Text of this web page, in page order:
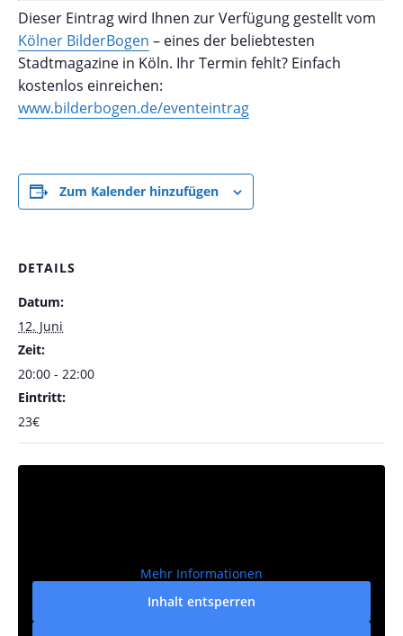
Dieser Eintrag wird Ihnen zur Verfügung gestellt vom
Kölner BilderBogen – eines der beliebtesten
Stadtmagazine in Köln. Ihr Termin fehlt? Einfach
kostenlos einreichen:
www.bilderbogen.de/eventeintrag
Zum Kalender hinzufügen
DETAILS
Datum:
12. Juni
Zeit:
20:00 - 22:00
Eintritt:
23€
Mehr Informationen
Inhalt entsperren